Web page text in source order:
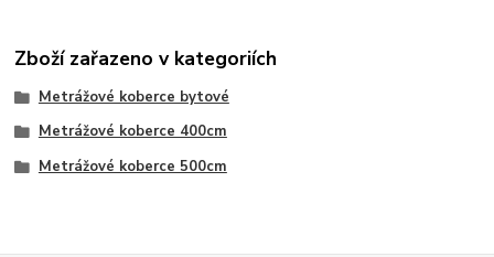
Zboží zařazeno v kategoriích
Metrážové koberce bytové
Metrážové koberce 400cm
Metrážové koberce 500cm